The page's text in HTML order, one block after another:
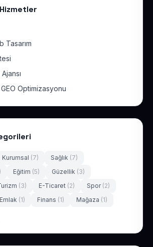
Tasarım
Optimizasyonu
Kurumsal (7) Sağlık (7)
Eğitim (5) Güzellik (3)
(3) E-Ticaret (2) Spor (2)
Emlak (1) Finans (1) Mağaza (1)